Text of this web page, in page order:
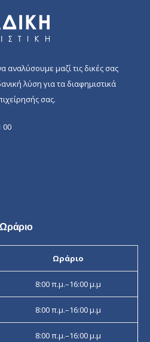
αναλύσουμε μαζί τις δικές σας
λύση για τα διαφημιστικά
σας.
00
Ωράριο
Ωράριο
8:00 π.μ.–16:00 μ.μ
8:00 π.μ.–16:00 μ.μ
8:00 π.μ.–16:00 μ.μ